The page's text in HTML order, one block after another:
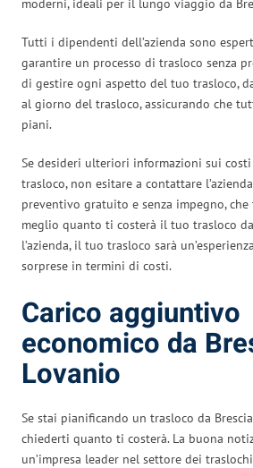
moderni, ideali per il lungo viaggio da
Tutti i dipendenti dell’azienda sono
garantire un processo di trasloco senza
di gestire ogni aspetto del tuo trasloco,
al giorno del trasloco, assicurando che
piani.
Se desideri ulteriori informazioni sui
trasloco, non esitare a contattare
preventivo gratuito e senza impegno,
meglio quanto ti costerà il tuo trasloco da
l’azienda, il tuo trasloco sarà
sorprese in termini di costi.
Carico aggiuntivo
economico da
Lovanio
Se stai pianificando un trasloco da
chiederti quanto ti costerà. La buona
un’impresa leader nel settore dei